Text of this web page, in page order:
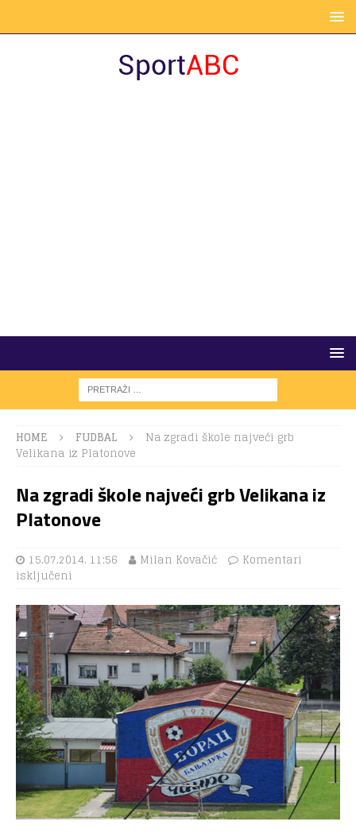
HOME FUDBAL
Na zgradi škole najveći grb
Velikana iz Platonove
Na zgradi škole najveći grb Velikana iz
Platonove
15.07.2014. 11:56 Milan Kovačić
Komentari
isključeni